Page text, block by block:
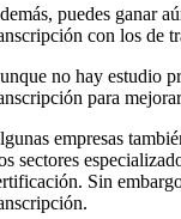
puedes ganar
con los de
no hay estudio
para
empresas
sectores
Sin